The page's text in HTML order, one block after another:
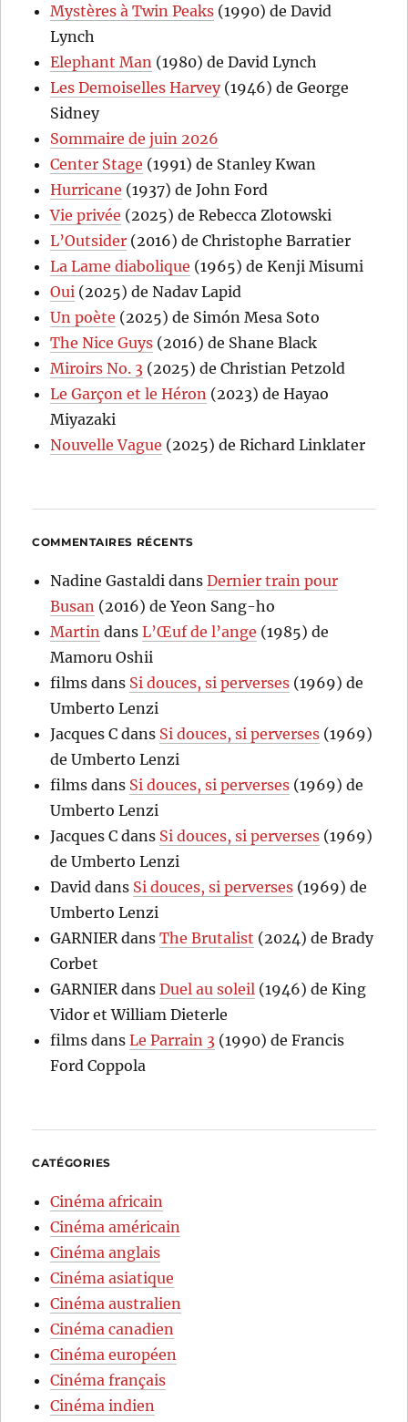
Mystères à Twin Peaks (1990) de David
Lynch
Elephant Man (1980) de David Lynch
Les Demoiselles Harvey(1946) de George
Sidney
Sommaire de juin 2026
Center Stage (1991) de Stanley Kwan
Hurricane (1937) de John Ford
Vie privée (2025) de Rebecca Zlotowski
L’Outsider (2016) de Christophe Barratier
La Lame diabolique (1965) de Kenji Misumi
Oui (2025) de Nadav Lapid
Un poète (2025) de Simón Mesa Soto
The Nice Guys (2016) de Shane Black
Miroirs No. 3 (2025) de Christian Petzold
Le Garçon et le Héron (2023) de Hayao
Miyazaki
Nouvelle Vague (2025) de Richard Linklater
COMMENTAIRES RÉCENTS
Nadine Gastaldi dansDernier train pour
Busan (2016) de Yeon Sang-ho
Martin dansL’Œuf de l’ange (1985) de
Mamoru Oshii
films dans Si douces, si perverses (1969) de
Umberto Lenzi
Jacques C dans Si douces, si perverses (1969)
de Umberto Lenzi
films dans Si douces, si perverses (1969) de
Umberto Lenzi
Jacques C dans Si douces, si perverses (1969)
de Umberto Lenzi
David dans Si douces, si perverses (1969) de
Umberto Lenzi
GARNIER dansThe Brutalist (2024) de Brady
Corbet
GARNIER dansDuel au soleil (1946) de King
Vidor et William Dieterle
films dansLe Parrain 3 (1990) de Francis
Ford Coppola
CATÉGORIES
Cinéma africain
Cinéma américain
Cinéma anglais
Cinéma asiatique
Cinéma australien
Cinéma canadien
Cinéma européen
Cinéma français
Cinéma indien